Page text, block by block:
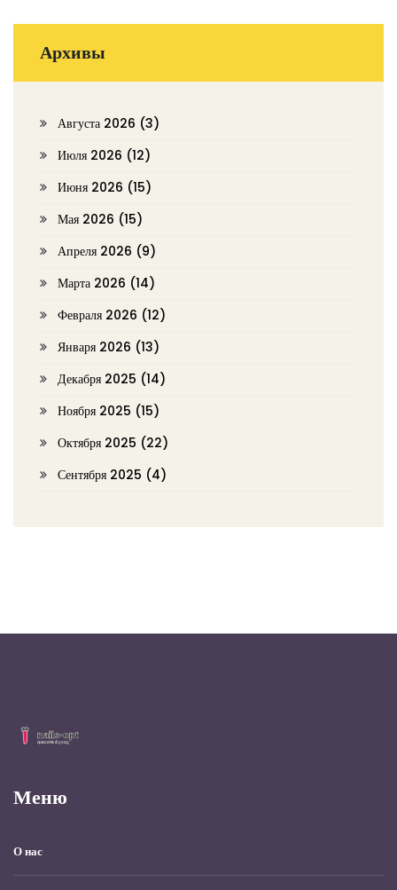
Архивы
Августа 2026 (3)
Июля 2026 (12)
Июня 2026 (15)
Мая 2026 (15)
Апреля 2026 (9)
Марта 2026 (14)
Февраля 2026 (12)
Января 2026 (13)
Декабря 2025 (14)
Ноября 2025 (15)
Октября 2025 (22)
Сентября 2025 (4)
Меню
О нас